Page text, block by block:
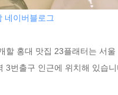
네이버블로그
할 홍대 맛집 23플래터는 서
3번출구 인근에 위치해 있습니